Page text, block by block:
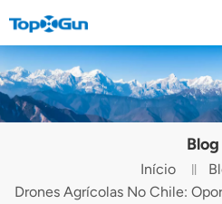
CONTATE-NOS
English
Русский
Blog
Início
Drones Agrícolas No Chile: